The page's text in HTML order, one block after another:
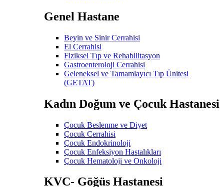
Genel Hastane
Beyin ve Sinir Cerrahisi
El Cerrahisi
Fiziksel Tıp ve Rehabilitasyon
Gastroenteroloji Cerrahisi
Geleneksel ve Tamamlayıcı Tıp Ünitesi
(GETAT)
Kadın Doğum ve Çocuk Hastanesi
Çocuk Beslenme ve Diyet
Çocuk Cerrahisi
Çocuk Endokrinoloji
Çocuk Enfeksiyon Hastalıkları
Çocuk Hematoloji ve Onkoloji
KVC- Göğüs Hastanesi